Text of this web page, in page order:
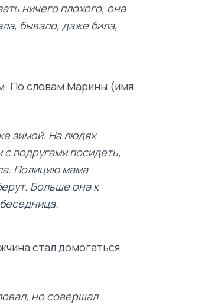
ничего плохого, она
бывало, даже била,
По словам Марины (имя
зимой. На людях
подругами посидеть,
Полицию мама
Больше она к
стал домогаться
но совершал